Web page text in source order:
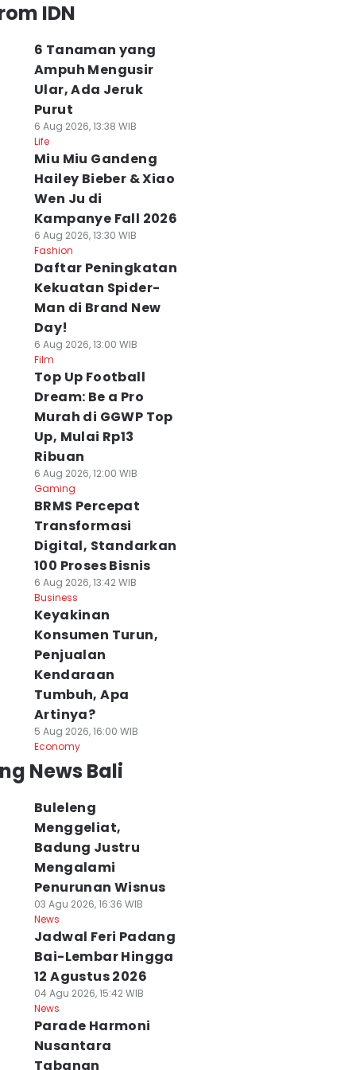
IDN
6 Tanaman yang
Ampuh Mengusir
Ular, Ada Jeruk
Purut
6 Aug 2026, 13:38 WIB
Life
Miu Miu Gandeng
Hailey Bieber & Xiao
Wen Ju di
Kampanye Fall 2026
6 Aug 2026, 13:30 WIB
Fashion
Daftar Peningkatan
Kekuatan Spider-
Man di Brand New
Day!
6 Aug 2026, 13:00 WIB
Film
Top Up Football
Dream: Be a Pro
Murah di GGWP Top
Up, Mulai Rp13
Ribuan
6 Aug 2026, 12:00 WIB
Gaming
BRMS Percepat
Transformasi
Digital, Standarkan
100 Proses Bisnis
6 Aug 2026, 13:42 WIB
Business
Keyakinan
Konsumen Turun,
Penjualan
Kendaraan
Tumbuh, Apa
Artinya?
5 Aug 2026, 16:00 WIB
Economy
News Bali
Buleleng
Menggeliat,
Badung Justru
Mengalami
Penurunan Wisnus
03 Agu 2026, 16:36 WIB
News
Jadwal Feri Padang
Bai-Lembar Hingga
12 Agustus 2026
04 Agu 2026, 15:42 WIB
News
Parade Harmoni
Nusantara
Tabanan